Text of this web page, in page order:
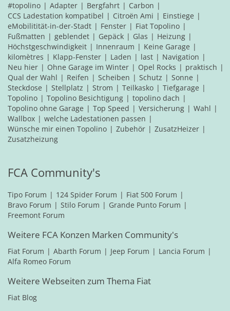
#topolino Adapter Bergfahrt
Carbon
CCS Ladestation kompatibel
Citroën Ami
Einstiege
eMobilitität-in-der-Stadt
Fenster
Fiat Topolino
Fußmatten
geblendet Gepäck Glas
Heizung
Höchstgeschwindigkeit
Innenraum
Keine Garage
kilomètres
Klapp-Fenster Laden last
Navigation
Neu hier
Ohne Garage im Winter Opel Rocks
praktisch
Qual der Wahl
Reifen Scheiben Schutz
Sonne
Steckdose
Stellplatz Strom Teilkasko
Tiefgarage
Topolino
Topolino Besichtigung
topolino dach
Topolino ohne Garage
Top Speed Versicherung
Wahl
Wallbox
welche Ladestationen passen
Wünsche mir einen Topolino
Zubehör
ZusatzHeizer
Zusatzheizung
FCA Community's
Tipo Forum 124 Spider Forum
Fiat 500 Forum
Bravo Forum
Stilo Forum
Grande Punto Forum
Freemont Forum
Weitere FCA Konzen Marken Community's
Fiat Forum Abarth Forum Jeep Forum
Lancia Forum
Alfa Romeo Forum
Weitere Webseiten zum Thema Fiat
Fiat Blog